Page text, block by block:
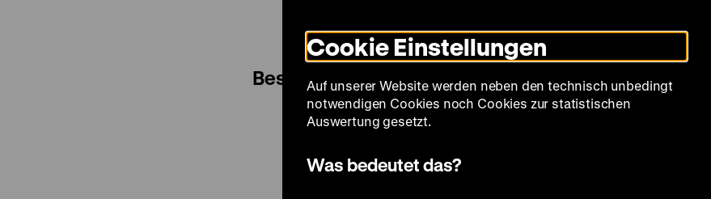
Modus
umschalten
Sprache
Besuch Spielplan Filmreihen Über uns
Cookie Einstellungen
Auf unserer Website werden neben den technisch unbedingt
notwendigen Cookies noch Cookies zur statistischen
Auswertung gesetzt.
Was bedeutet das?